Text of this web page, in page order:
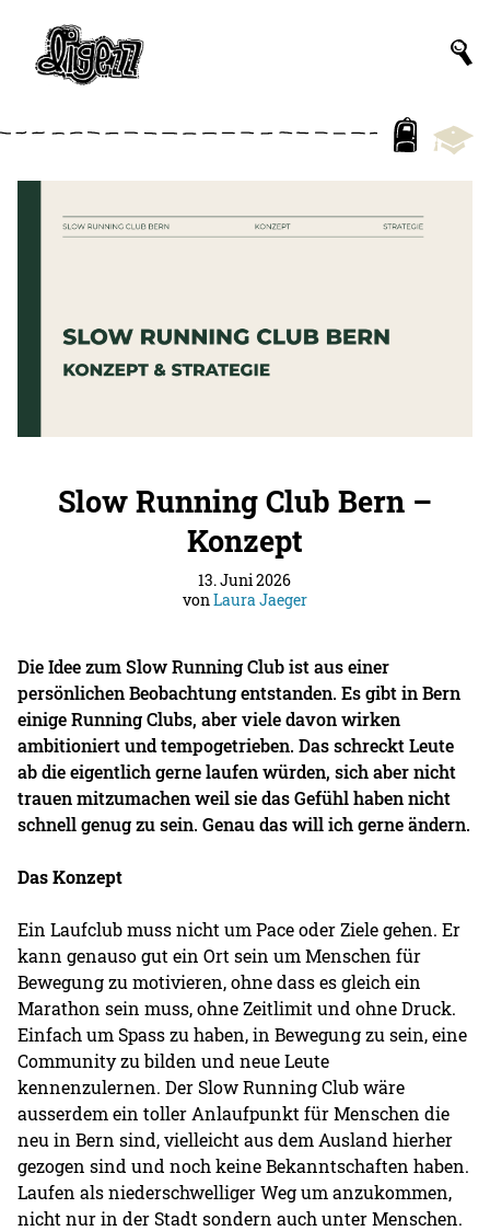
Slow Running Club Bern –
Konzept
13. Juni 2026
vonLaura Jaeger
Die Idee zum Slow Running Club ist aus einer
persönlichen Beobachtung entstanden. Es gibt in Bern
einige Running Clubs, aber viele davon wirken
ambitioniert und tempogetrieben. Das schreckt Leute
ab die eigentlich gerne laufen würden, sich aber nicht
trauen mitzumachen weil sie das Gefühl haben nicht
schnell genug zu sein. Genau das will ich gerne ändern.
Das Konzept
Ein Laufclub muss nicht um Pace oder Ziele gehen. Er
kann genauso gut ein Ort sein um Menschen für
Bewegung zu motivieren, ohne dass es gleich ein
Marathon sein muss, ohne Zeitlimit und ohne Druck.
Einfach um Spass zu haben, in Bewegung zu sein, eine
Community zu bilden und neue Leute
kennenzulernen. Der Slow Running Club wäre
ausserdem ein toller Anlaufpunkt für Menschen die
neu in Bern sind, vielleicht aus dem Ausland hierher
gezogen sind und noch keine Bekanntschaften haben.
Laufen als niederschwelliger Weg um anzukommen,
nicht nur in der Stadt sondern auch unter Menschen.